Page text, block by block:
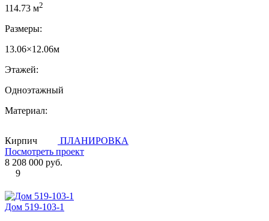
114.73 м2
Размеры:
13.06×12.06м
Этажей:
Одноэтажный
Материал:
Кирпич
ПЛАНИРОВКА
Посмотреть проект
8 208 000 руб.
9
Дом 519-103-1